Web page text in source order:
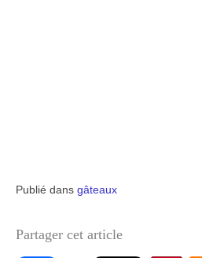
Publié dans gâteaux
Partager cet article